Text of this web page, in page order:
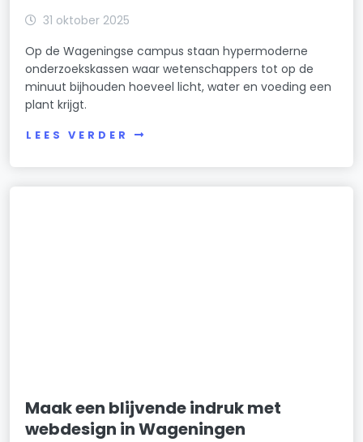
31 oktober 2025
Op de Wageningse campus staan hypermoderne
onderzoekskassen waar wetenschappers tot op de
minuut bijhouden hoeveel licht, water en voeding een
plant krijgt.
LEES VERDER
Maak een blijvende indruk met
webdesign in Wageningen